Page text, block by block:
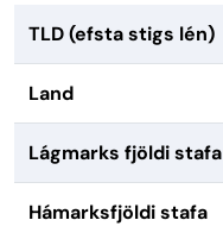
TLD (efsta stigs lén)
Land
Lágmarks fjöldi stafa
Hámarksfjöldi stafa